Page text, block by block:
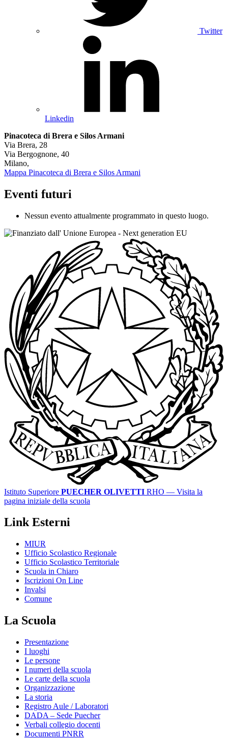
Twitter
Linkedin
Pinacoteca di Brera e Silos Armani
Via Brera, 28
Via Bergognone, 40
Milano,
Mappa Pinacoteca di Brera e Silos Armani
Eventi futuri
Nessun evento attualmente programmato in questo luogo.
Istituto Superiore PUECHER OLIVETTI RHO — Visita la
pagina iniziale della scuola
Link Esterni
MIUR
Ufficio Scolastico Regionale
Ufficio Scolastico Territoriale
Scuola in Chiaro
Iscrizioni On Line
Invalsi
Comune
La Scuola
Presentazione
I luoghi
Le persone
I numeri della scuola
Le carte della scuola
Organizzazione
La storia
Registro Aule / Laboratori
DADA – Sede Puecher
Verbali collegio docenti
Documenti PNRR